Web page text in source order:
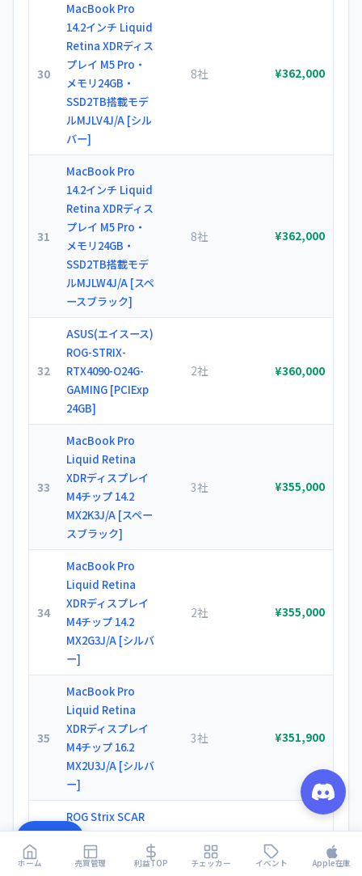
ホーム 売買管理 利益TOP チェッカー イベント Apple在庫
30
MacBook Pro
14.2インチ Liquid
Retina XDRディス
プレイ M5 Pro・
メモリ24GB・
SSD2TB搭載モデ
ルMJLV4J/A [シル
バー]
8社 ¥362,000
31
MacBook Pro
14.2インチ Liquid
Retina XDRディス
プレイ M5 Pro・
メモリ24GB・
SSD2TB搭載モデ
ルMJLW4J/A [スペ
ースブラック]
8社 ¥362,000
32
ASUS(エイスース)
ROG-STRIX-
RTX4090-O24G-
GAMING [PCIExp
24GB]
2社 ¥360,000
33
MacBook Pro
Liquid Retina
XDRディスプレイ
M4チップ 14.2
MX2K3J/A [スペー
スブラック]
3社 ¥355,000
34
MacBook Pro
Liquid Retina
XDRディスプレイ
M4チップ 14.2
MX2G3J/A [シルバ
ー]
2社 ¥355,000
35
MacBook Pro
Liquid Retina
XDRディスプレイ
M4チップ 16.2
MX2U3J/A [シルバ
ー]
3社 ¥351,900
ROG Strix SCAR
18 G835 G835LW-
U9R5080 [オフブ
ラック]
1社 ¥350,000